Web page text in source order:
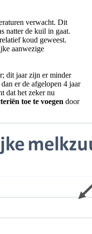
verwacht. Dit
natter de kuil in gaat.
koud geweest.
aanwezige
dit jaar zijn er minder
er de afgelopen 4 jaar
dat het zeker nu
toe te voegen door